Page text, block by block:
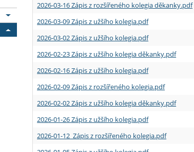
2026-03-16 Zápis z rozšířeného kolegia děkanky.pdf
2026-03-09 Zápis z užšího kolegia.pdf
2026-03-02 Zápis z užšího kolegia.pdf
2026-02-23 Zápis z užšího kolegia děkanky.pdf
2026-02-16 Zápis z užšího kolegia.pdf
2026-02-09 Zápis z rozšířeného kolegia.pdf
2026-02-02 Zápis z užšího kolegia děkanky.pdf
2026-01-26 Zápis z užšího kolegia.pdf
2026-01-12 Zápis z rozšířeného kolegia.pdf